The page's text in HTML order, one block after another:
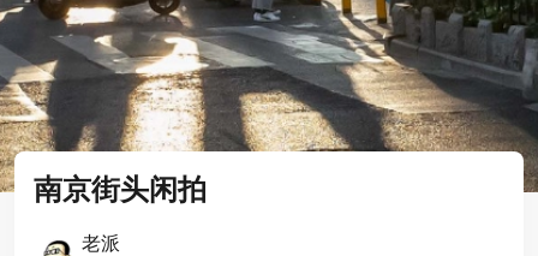
南京街头闲拍
老派